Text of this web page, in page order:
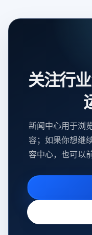
关注行
新闻中心用于浏
容；如果你想继
容中心，也可以